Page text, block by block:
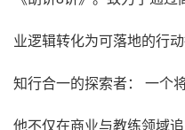
业逻辑转化为可落地的行动
知行合一的探索者： 一个
他不仅在商业与教练领域